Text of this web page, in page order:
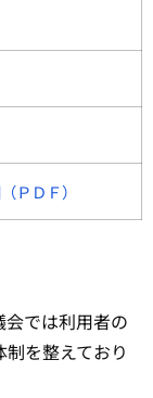
ＰＤＦ）
では利用者の
を整えており